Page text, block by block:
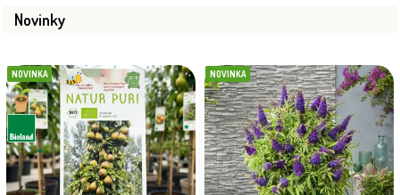
Novinky
NOVINKA NOVINKA